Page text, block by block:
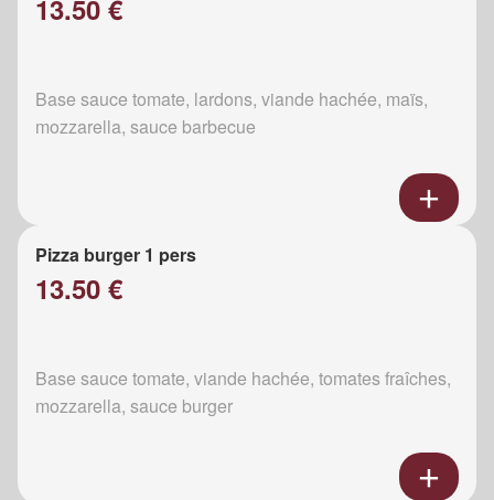
13.50 €
Base sauce tomate, lardons, viande hachée, maïs,
mozzarella, sauce barbecue
Pizza burger 1 pers
13.50 €
Base sauce tomate, viande hachée, tomates fraîches,
mozzarella, sauce burger